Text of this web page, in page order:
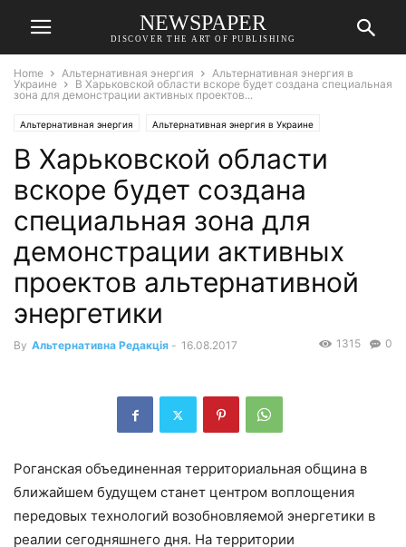
NEWSPAPER
DISCOVER THE ART OF PUBLISHING
Home Альтернативная энергия
Альтернативная энергия в
Украине
В Харьковской области вскоре будет создана специальная
зона для демонстрации активных проектов...
Альтернативная энергия Альтернативная энергия в Украине
В Харьковской области
вскоре будет создана
специальная зона для
демонстрации активных
проектов альтернативной
энергетики
By Альтернативна Редакція - 16.08.2017 0
1315
Роганская объединенная территориальная община в
ближайшем будущем станет центром воплощения
передовых технологий возобновляемой энергетики в
реалии сегодняшнего дня. На территории